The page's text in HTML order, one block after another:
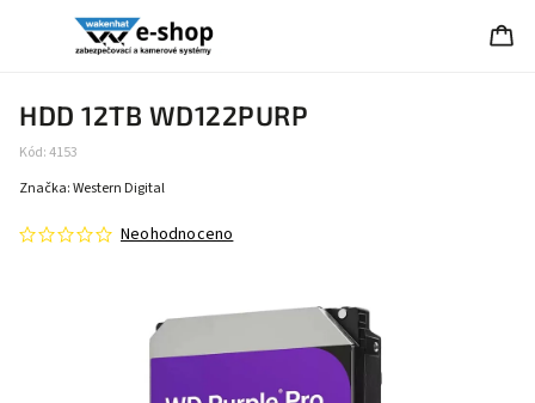
HDD 12TB WD122PURP
Kód:4153
Neohodnoceno
Značka:Western Digital